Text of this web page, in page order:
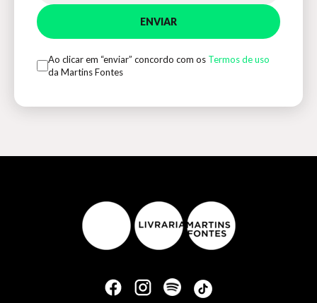
ENVIAR
Ao clicar em “enviar” concordo com os Termos de uso
da Martins Fontes